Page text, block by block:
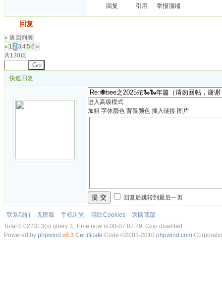
回复 引用 举报顶端
回复
« 返回列表
« 1 23 45 6 »
共130页
Go
快速回复
进入高级模式
加粗 字体颜色 背景颜色 插入链接 图片
提 交 回复后跳转到最后一页
联系我们 无图版 手机浏览 清除Cookies
返回顶部
Total 0.022313(s) query 3, Time now is:08-07 07:29, Gzip disabled
Powered by phpwind v8.3 Certificate Code ©2003-2010 phpwind.com